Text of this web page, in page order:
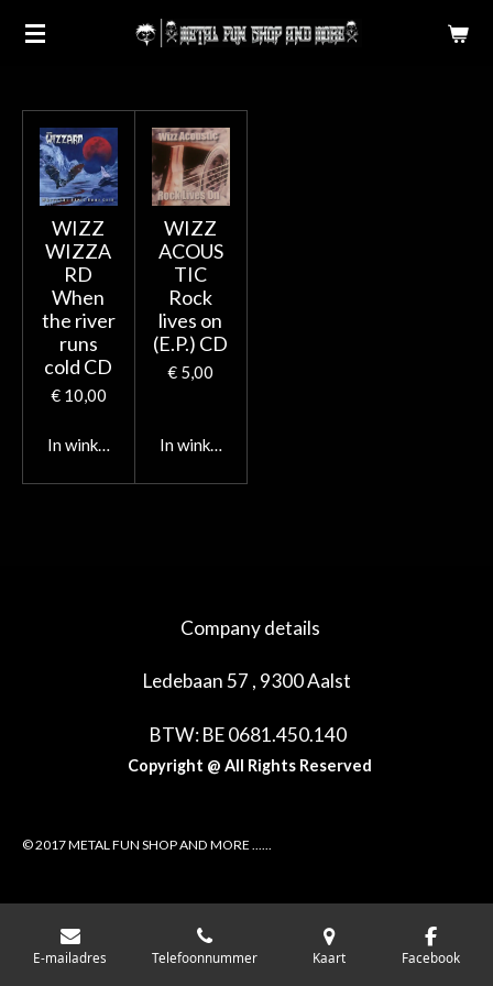
Ga
de
hoofdinhoud
WIZZ
WIZZA
RD
When
the river
runs
cold CD
€ 10,00
In winkelwagen
WIZZ
ACOUS
TIC
Rock
lives on
(E.P.) CD
€ 5,00
In winkelwagen
Company details
Ledebaan 57 , 9300 Aalst
BTW: BE 0681.450.140
Copyright @ All Rights Reserved
© 2017 METAL FUN SHOP AND MORE ......
E-mailadres Telefoonnummer Kaart Facebook